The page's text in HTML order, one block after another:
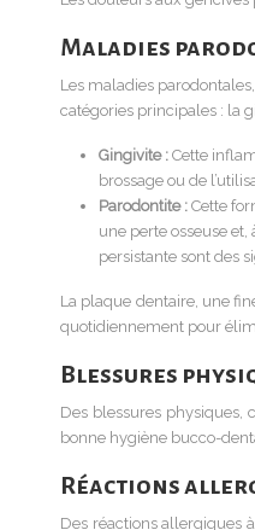
Maladies
Les maladies
catégories principales : la
Gingivite : Cette
brossage ou de
Parodontite : Cette
une perte osseuse
persistante sont des
La plaque dentaire, une
quotidiennement pour
Blessures
Des blessures
bonne hygiène bucco-
Réactions
Des réactions allergiques